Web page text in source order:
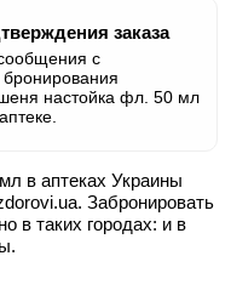
заказа
с
настойка фл. 50 мл
в аптеках Украины
Забронировать
в таких городах: и в